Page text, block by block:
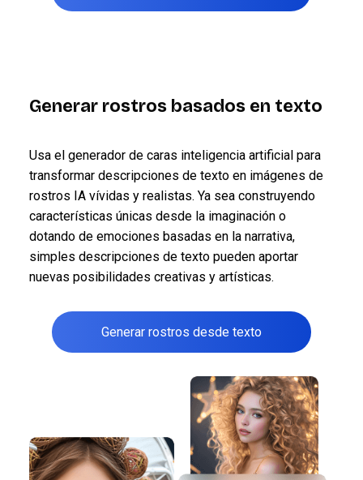
Generar rostros basados en texto
Usa el generador de caras inteligencia artificial para
transformar descripciones de texto en imágenes de
rostros IA vívidas y realistas. Ya sea construyendo
características únicas desde la imaginación o
dotando de emociones basadas en la narrativa,
simples descripciones de texto pueden aportar
nuevas posibilidades creativas y artísticas.
Generar rostros desde texto